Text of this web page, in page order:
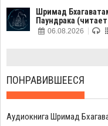
Шримад
Паундрака
06.08.2026
ПОНРАВИВШЕЕСЯ
Аудиокнига Шримад